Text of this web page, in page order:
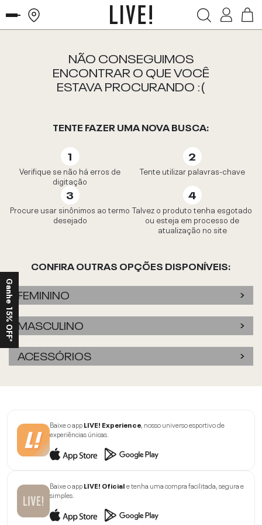
NÃO CONSEGUIMOS
ENCONTRAR O QUE VOCÊ
ESTAVA PROCURANDO :(
TENTE FAZER UMA NOVA BUSCA:
Verifique se não há erros de
digitação
Tente utilizar palavras-chave
Procure usar sinônimos ao termo
desejado
Talvez o produto tenha esgotado
ou esteja em processo de
atualização no site
CONFIRA OUTRAS OPÇÕES DISPONÍVEIS:
FEMININO
MASCULINO
ACESSÓRIOS
Baixe o appLIVE! Experience, nosso universo esportivo de
experiências únicas.
Baixe o appLIVE! Oficiale tenha uma compra facilitada, segura e
simples.
Ganhe 15% OFF*